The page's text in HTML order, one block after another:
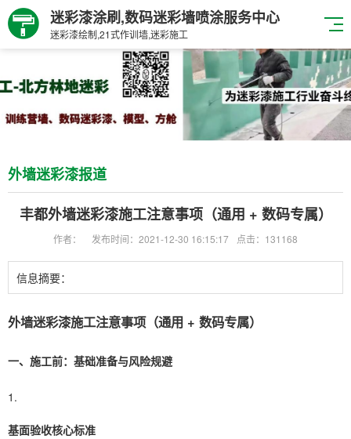
迷彩漆涂刷,数码迷彩墙喷涂服务中心
迷彩漆绘制,21式作训墙,迷彩施工
外墙迷彩漆报道
丰都外墙迷彩漆施工注意事项（通用 + 数码专属）
作者： 发布时间：2021-12-30 16:15:17 点击：131168
信息摘要：
外墙迷彩漆施工注意事项（通用 + 数码专属）
一、施工前：基础准备与风险规避
基面验收核心标准